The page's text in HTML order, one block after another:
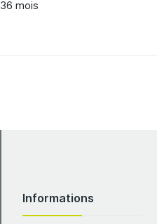
36 mois
Informations